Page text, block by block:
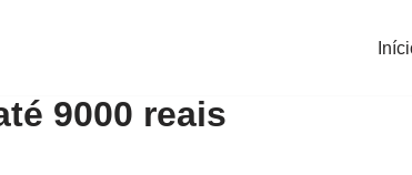
9000 reais